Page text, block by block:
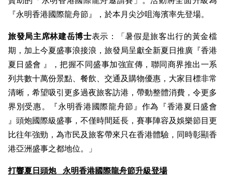
『永明香港國際龍舟節』，於本月尖沙咀海濱率先登場。
旅發局主席林建岳博士表示：「暑假是旅客出行的黃金檔
期，加上今夏盛事浪接浪，旅發局呈獻全新夏日推廣『香港
夏日盛會 』，把握不同盛事加強宣傳，聯同商界推出一系
列共數十萬份景點、餐飲、交通及購物優惠，大家目標非常
清晰，希望吸引更多過夜旅客訪港，帶動整體消費，令更多
界別受惠。『永明香港國際龍舟節』作為『香港夏日盛會
』頭炮國際級盛事，不僅時間延長，賽事陣容及娛樂節目更
比往年強勁，為市民及旅客帶來只在香港體驗，同時彰顯香
港亞洲盛事之都地位。」
打響夏日頭炮 永明香港國際龍舟節升級登場